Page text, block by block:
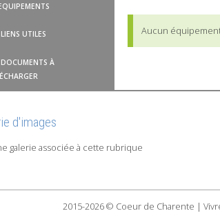
LIENS UTILES
DOCUMENTS À
Aucun
d'images
galerie associée à cette rubrique
2015-2026 © Coeur de Charente |